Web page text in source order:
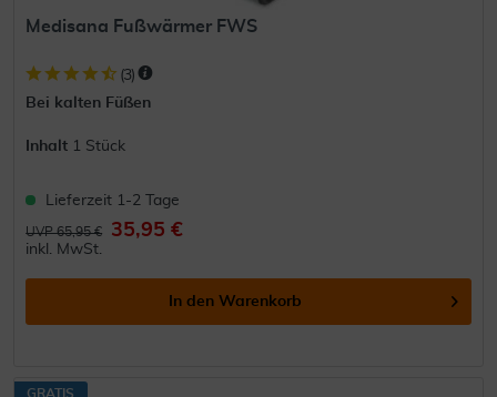
Medisana Fußwärmer FWS
(3)
Bei kalten Füßen
Inhalt 1 Stück
Lieferzeit 1-2 Tage
UVP 65,95 € 35,95 €
inkl. MwSt.
In den Warenkorb
GRATIS